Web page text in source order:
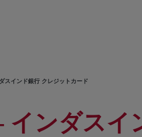
スインド銀行 クレジットカード
インダスイ